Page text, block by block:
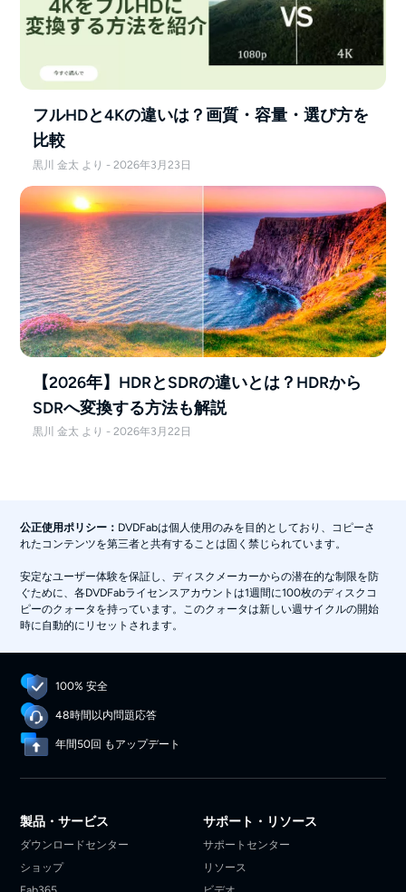
フルHDと4Kの違いは？画質・容量・選び方を
比較
黒川 金太 より - 2026年3月23日
【2026年】HDRとSDRの違いとは？HDRから
SDRへ変換する方法も解説
黒川 金太 より - 2026年3月22日
公正使用ポリシー： DVDFabは個人使用のみを目的としており、コピーさ
れたコンテンツを第三者と共有することは固く禁じられています。
安定なユーザー体験を保証し、ディスクメーカーからの潜在的な制限を防
ぐために、各DVDFabライセンスアカウントは1週間に100枚のディスクコ
ピーのクォータを持っています。このクォータは新しい週サイクルの開始
時に自動的にリセットされます。
100% 安全
48時間以内問題応答
年間50回 もアップデート
製品・サービス
ダウンロードセンター
ショップ
サポート・リソース
サポートセンター
リソース